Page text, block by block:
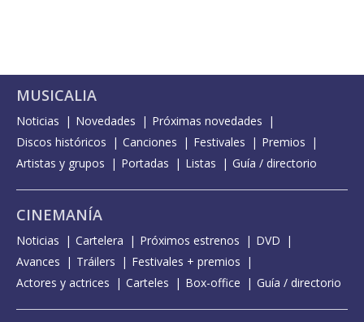
MUSICALIA
Noticias Novedades
Próximas novedades
Discos históricos
Canciones Festivales
Premios
Artistas y grupos
Portadas Listas Guía / directorio
CINEMANÍA
Noticias Cartelera Próximos estrenos
DVD
Avances
Tráilers
Festivales + premios
Actores y actrices
Carteles Box-office Guía / directorio